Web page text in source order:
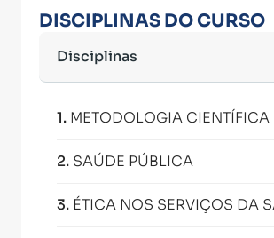
DISCIPLINAS DO CURSO
Disciplinas
1. METODOLOGIA CIENTÍFICA
2. SAÚDE PÚBLICA
3. ÉTICA NOS SERVIÇOS DA